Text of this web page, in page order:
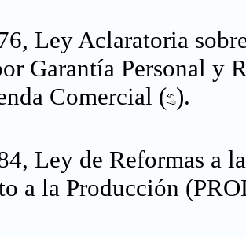
Ley Aclaratoria
Garantía Personal y
Comercial ( ).
Ley de Reformas a
a la Producción